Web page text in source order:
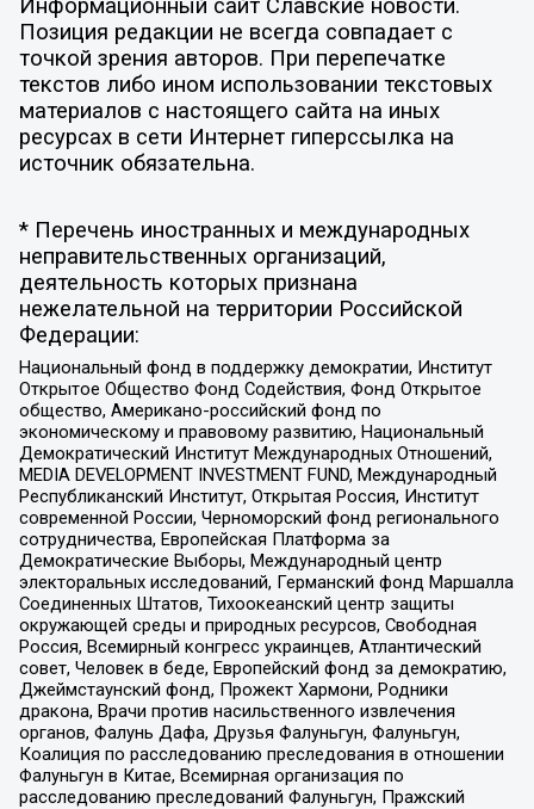
Информационный сайт Славские новости.
Позиция редакции не всегда совпадает с
точкой зрения авторов. При перепечатке
текстов либо ином использовании текстовых
материалов с настоящего сайта на иных
ресурсах в сети Интернет гиперссылка на
источник обязательна.
* Перечень иностранных и международных
неправительственных организаций,
деятельность которых признана
нежелательной на территории Российской
Федерации:
Национальный фонд в поддержку демократии, Институт
Открытое Общество Фонд Содействия, Фонд Открытое
общество, Американо-российский фонд по
экономическому и правовому развитию, Национальный
Демократический Институт Международных Отношений,
MEDIA DEVELOPMENT INVESTMENT FUND, Международный
Республиканский Институт, Открытая Россия, Институт
современной России, Черноморский фонд регионального
сотрудничества, Европейская Платформа за
Демократические Выборы, Международный центр
электоральных исследований, Германский фонд Маршалла
Соединенных Штатов, Тихоокеанский центр защиты
окружающей среды и природных ресурсов, Свободная
Россия, Всемирный конгресс украинцев, Атлантический
совет, Человек в беде, Европейский фонд за демократию,
Джеймстаунский фонд, Прожект Хармони, Родники
дракона, Врачи против насильственного извлечения
органов, Фалунь Дафа, Друзья Фалуньгун, Фалуньгун,
Коалиция по расследованию преследования в отношении
Фалуньгун в Китае, Всемирная организация по
расследованию преследований Фалуньгун, Пражский